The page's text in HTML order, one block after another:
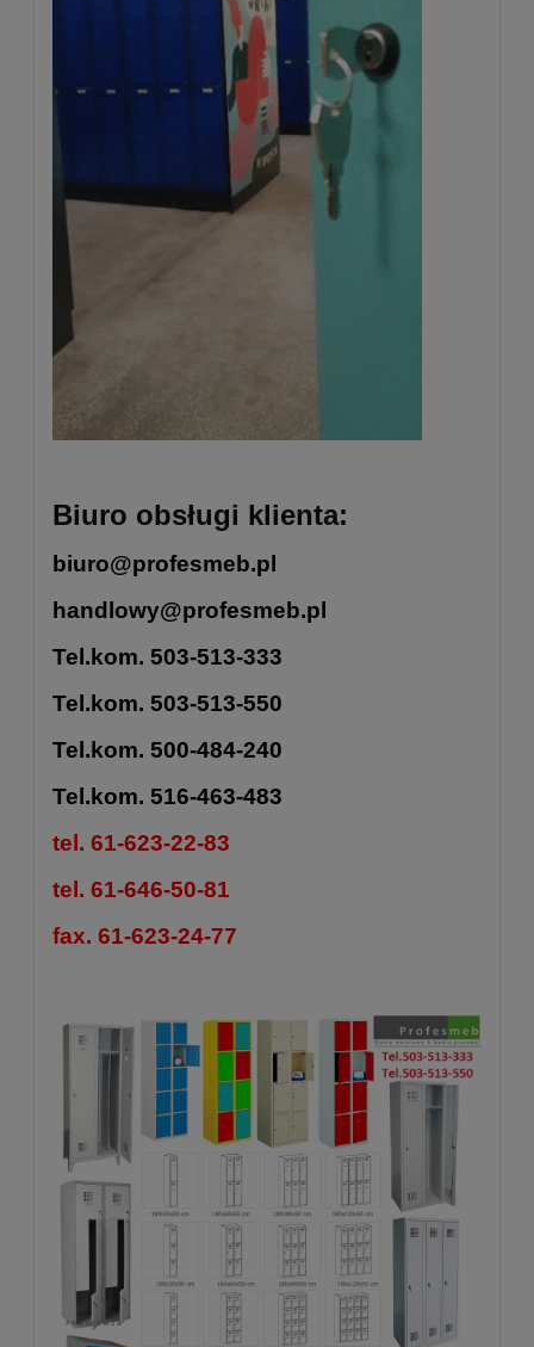
Biuro obsługi klienta:
biuro@profesmeb.pl
handlowy@profesmeb.pl
Tel.kom. 503-513-333
Tel.kom. 503-513-550
Tel.kom. 500-484-240
Tel.kom. 516-463-483
tel. 61-623-22-83
tel. 61-646-50-81
fax. 61-623-24-77